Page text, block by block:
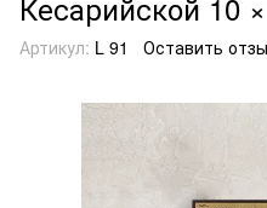
Артикул: L 91 Оставить